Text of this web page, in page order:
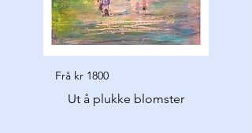
Frå kr 1800
Ut å plukke blomster